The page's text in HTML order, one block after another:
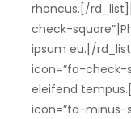
rhoncus.[/
check-
ipsum eu.[/
icon=”fa-check-
eleifend
icon=”fa-minus-